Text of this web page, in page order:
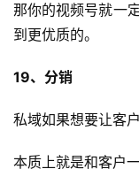
那你的视频号就一
到更优质的。
19、分销
私域如果想要让客
本质上就是和客户